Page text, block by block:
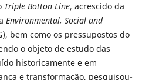
Triple Botton Line, acrescido da
Environmental, Social and
bem como os pressupostos do
o objeto de estudo das
historicamente e em
e transformação, pesquisou-